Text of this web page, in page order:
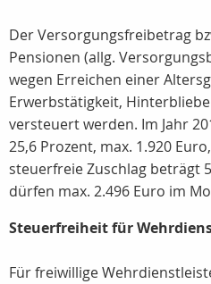
Der Versorgungsfreibetrag
Pensionen (allg.
wegen Erreichen einer
Erwerbstätigkeit,
versteuert werden. Im Jahr
25,6 Prozent, max. 1.920
steuerfreie Zuschlag beträgt
dürfen max. 2.496 Euro im
Steuerfreiheit für
Für freiwillige